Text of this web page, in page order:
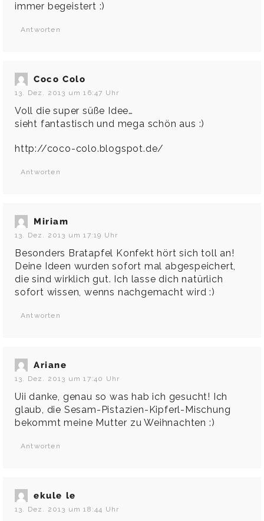
immer begeistert :)
Antworten
Coco Colo
13. Dez. 2013 um 16:47 Uhr
Voll die super süße Idee…
sieht fantastisch und mega schön aus :)
http://coco-colo.blogspot.de/
Antworten
Miriam
13. Dez. 2013 um 17:19 Uhr
Besonders Bratapfel Konfekt hört sich toll an!
Deine Ideen wurden sofort mal abgespeichert,
die sind wirklich gut. Ich lasse dich natürlich
sofort wissen, wenns nachgemacht wird :)
Antworten
Ariane
13. Dez. 2013 um 17:40 Uhr
Uii danke, genau so was hab ich gesucht! Ich
glaub, die Sesam-Pistazien-Kipferl-Mischung
bekommt meine Mutter zu Weihnachten :)
Antworten
ekule le
13. Dez. 2013 um 18:44 Uhr